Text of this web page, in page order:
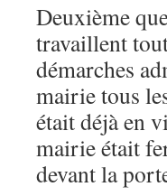
Deuxième
travaillent
démarches
mairie tous
était déjà en
mairie était
devant la